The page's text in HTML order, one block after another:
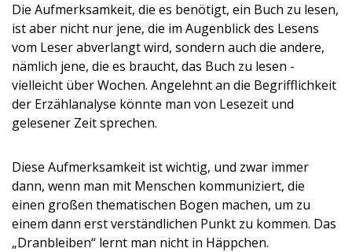
Die Aufmerksamkeit, die es benötigt, ein Buch zu lesen,
ist aber nicht nur jene, die im Augenblick des Lesens
vom Leser abverlangt wird, sondern auch die andere,
nämlich jene, die es braucht, das Buch zu lesen -
vielleicht über Wochen. Angelehnt an die Begrifflichkeit
der Erzählanalyse könnte man von Lesezeit und
gelesener Zeit sprechen.
Diese Aufmerksamkeit ist wichtig, und zwar immer
dann, wenn man mit Menschen kommuniziert, die
einen großen thematischen Bogen machen, um zu
einem dann erst verständlichen Punkt zu kommen. Das
„Dranbleiben“ lernt man nicht in Häppchen.